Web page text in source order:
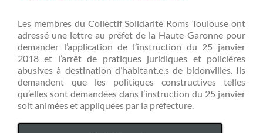
Les membres du Collectif Solidarité Roms Toulouse ont
adressé une lettre au préfet de la Haute-Garonne pour
demander l’application de l’instruction du 25 janvier
2018 et l’arrêt de pratiques juridiques et policières
abusives à destination d’habitant.e.s de bidonvilles. Ils
demandent que les politiques constructives telles
qu’elles sont demandées dans l’instruction du 25 janvier
soit animées et appliquées par la préfecture.